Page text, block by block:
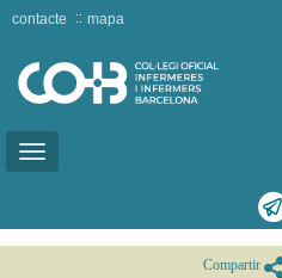
Toggle
contacte mapa
Compartir